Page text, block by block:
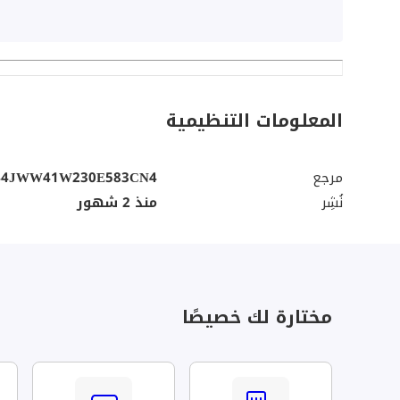
المعلومات التنظيمية
مرجع
نُشِر
منذ 2 شهور
مختارة لك خصيصًا